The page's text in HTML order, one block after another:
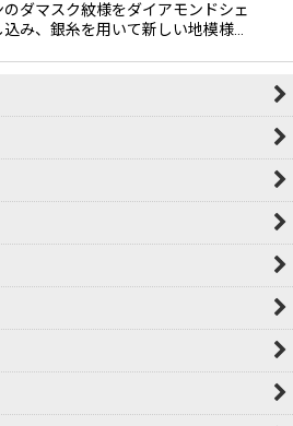
ダマスク紋様をダイアモンドシェ
込み、銀糸を用いて新しい地模様…